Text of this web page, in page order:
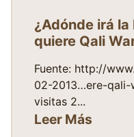
¿Adónde irá
quiere Qali
Fuente: http://
02-2013…ere-qali-
visitas 2...
Leer Más